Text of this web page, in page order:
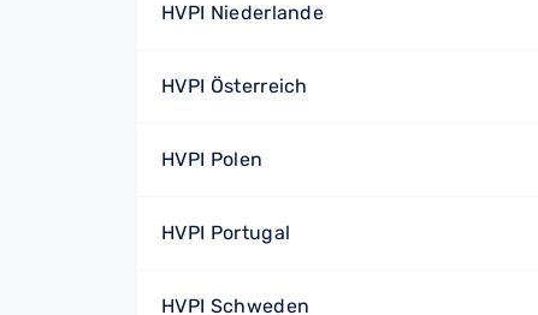
HVPI Niederlande
HVPI Österreich
HVPI Polen
HVPI Portugal
HVPI Schweden